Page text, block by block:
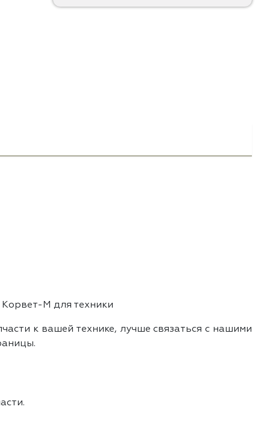
М для техники
к вашей технике, лучше связаться с нашими